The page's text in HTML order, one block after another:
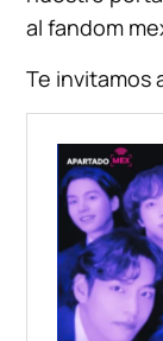
al fandom
Te invitamos